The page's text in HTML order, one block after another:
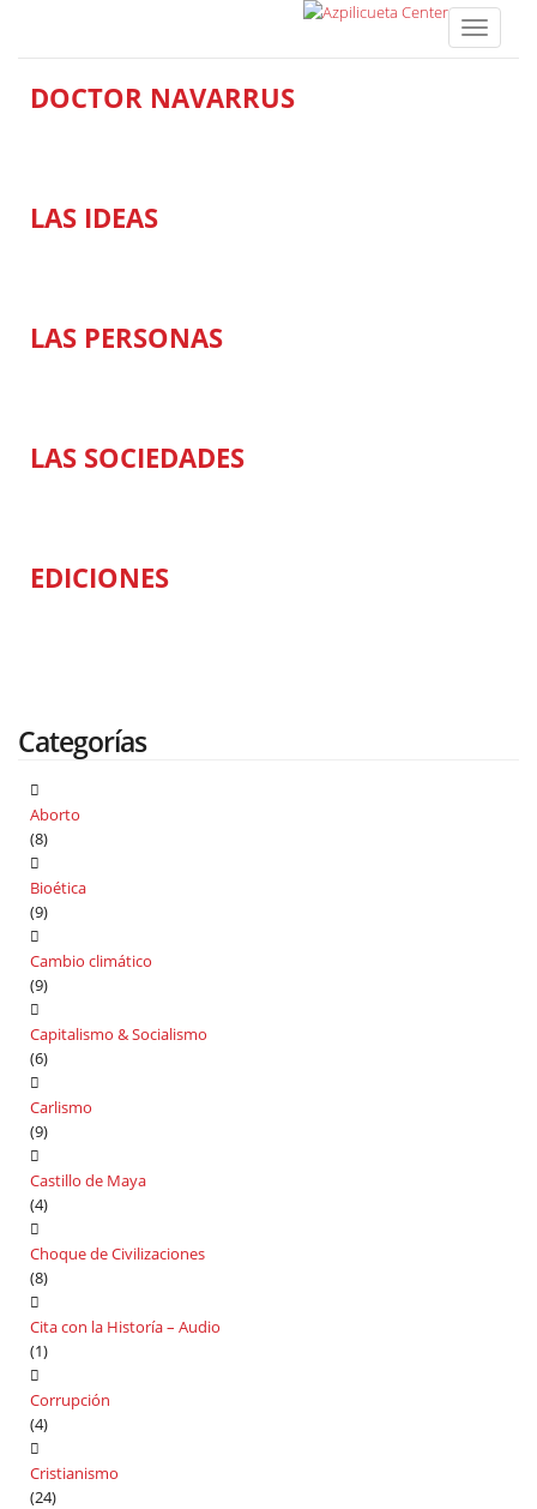
T
o
DOCTOR NAVARRUS
LAS IDEAS
LAS PERSONAS
LAS SOCIEDADES
EDICIONES
Categorías
Aborto
(8)
Bioética
(9)
Cambio climático
(9)
Capitalismo & Socialismo
(6)
Carlismo
(9)
Castillo de Maya
(4)
Choque de Civilizaciones
(8)
Cita con la Historía – Audio
(1)
Corrupción
(4)
Cristianismo
(24)